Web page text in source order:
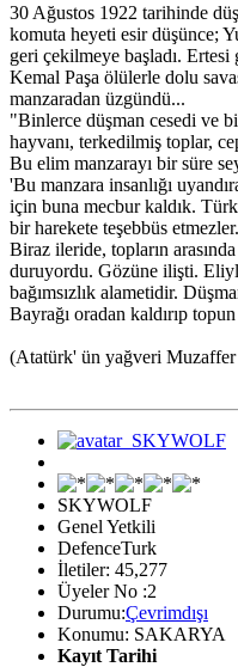
30 Ağustos 1922 tarihinde
komuta heyeti esir düşünce;
geri çekilmeye başladı. Ertesi
Kemal Paşa ölülerle dolu
manzaradan üzgündü...
"Binlerce düşman cesedi ve
hayvanı, terkedilmiş toplar,
Bu elim manzarayı bir süre
'Bu manzara insanlığı
için buna mecbur kaldık.
bir harekete teşebbüs
Biraz ileride, topların
duruyordu. Gözüne ilişti.
bağımsızlık alametidir.
Bayrağı oradan kaldırıp
(Atatürk' ün yağveri Muzaffer
SKYWOLF
Genel Yetkili
DefenceTurk
İletiler: 45,277
Üyeler No :2
Durumu:Çevrimdışı
Konumu: SAKARYA
Kayıt Tarihi